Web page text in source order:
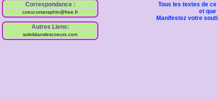
Correspondance :
coeur.orseraphin@free.fr
Autres Liens:
soleildanslescoeurs.com
Tous les textes de
et
Manifestez votre